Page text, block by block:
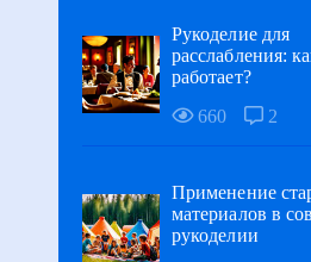
Рукоделие для
расслабления:
работает?
660
2
Применение
материалов в
рукоделии